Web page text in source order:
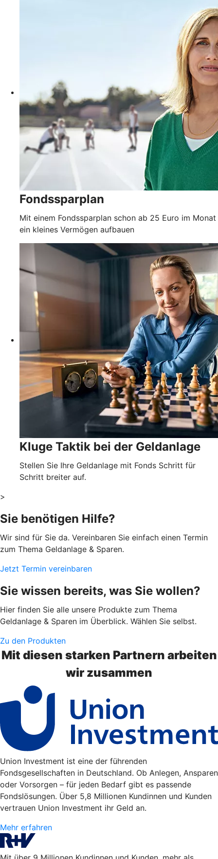
Fondssparplan
Mit einem Fondssparplan schon ab 25 Euro im Monat
ein kleines Vermögen aufbauen
Kluge Taktik bei der Geldanlage
Stellen Sie Ihre Geldanlage mit Fonds Schritt für
Schritt breiter auf.
>
Sie benötigen Hilfe?
Wir sind für Sie da. Vereinbaren Sie einfach einen Termin
zum Thema Geldanlage & Sparen.
Jetzt Termin vereinbaren
Sie wissen bereits, was Sie wollen?
Hier finden Sie alle unsere Produkte zum Thema
Geldanlage & Sparen im Überblick. Wählen Sie selbst.
Zu den Produkten
Mit diesen starken Partnern arbeiten
wir zusammen
Union Investment ist eine der führenden
Fondsgesellschaften in Deutschland. Ob Anlegen, Ansparen
oder Vorsorgen – für jeden Bedarf gibt es passende
Fondslösungen. Über 5,8 Millionen Kundinnen und Kunden
vertrauen Union Investment ihr Geld an.
Mehr erfahren